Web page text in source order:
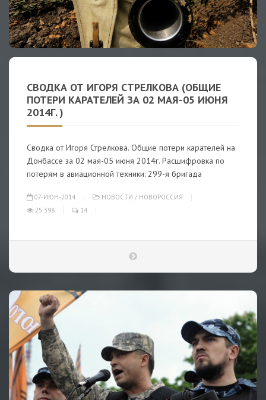
СВОДКА ОТ ИГОРЯ СТРЕЛКОВА (ОБЩИЕ
ПОТЕРИ КАРАТЕЛЕЙ ЗА 02 МАЯ-05 ИЮНЯ
2014Г. )
Сводка от Игоря Стрелкова. Общие потери карателей на
Донбассе за 02 мая-05 июня 2014г. Расшифровка по
потерям в авиационной техники: 299-я бригада
07-ИЮН-2014 НОВОСТИ / НОВОРОССИЯ
25 398
14